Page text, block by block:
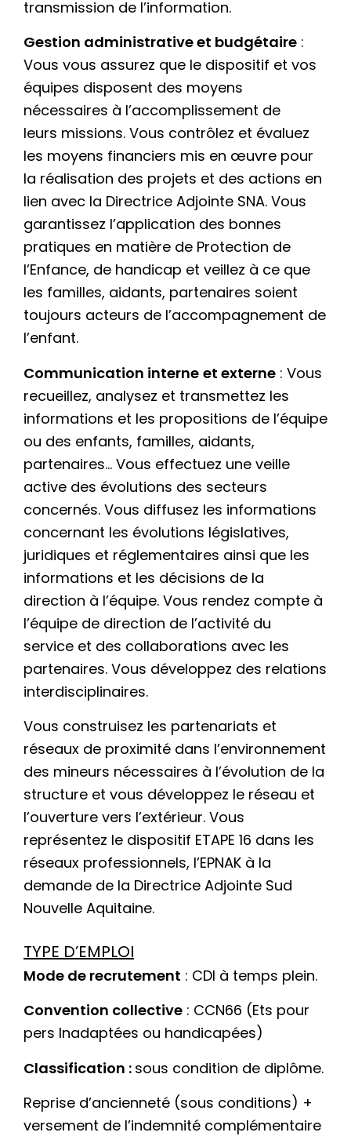
transmission de l’information.
Gestion administrative et budgétaire :
Vous vous assurez que le dispositif et vos
équipes disposent des moyens
nécessaires à l’accomplissement de
leurs missions. Vous contrôlez et évaluez
les moyens financiers mis en œuvre pour
la réalisation des projets et des actions en
lien avec la Directrice Adjointe SNA. Vous
garantissez l’application des bonnes
pratiques en matière de Protection de
l’Enfance, de handicap et veillez à ce que
les familles, aidants, partenaires soient
toujours acteurs de l’accompagnement de
l’enfant.
Communication interne et externe : Vous
recueillez, analysez et transmettez les
informations et les propositions de l’équipe
ou des enfants, familles, aidants,
partenaires… Vous effectuez une veille
active des évolutions des secteurs
concernés. Vous diffusez les informations
concernant les évolutions législatives,
juridiques et réglementaires ainsi que les
informations et les décisions de la
direction à l’équipe. Vous rendez compte à
l’équipe de direction de l’activité du
service et des collaborations avec les
partenaires. Vous développez des relations
interdisciplinaires.
Vous construisez les partenariats et
réseaux de proximité dans l’environnement
des mineurs nécessaires à l’évolution de la
structure et vous développez le réseau et
l’ouverture vers l’extérieur. Vous
représentez le dispositif ETAPE 16 dans les
réseaux professionnels, l’EPNAK à la
demande de la Directrice Adjointe Sud
Nouvelle Aquitaine.
TYPE D’EMPLOI
Mode de recrutement : CDI à temps plein.
Convention collective : CCN66 (Ets pour
pers Inadaptées ou handicapées)
Classification : sous condition de diplôme.
Reprise d’ancienneté (sous conditions) +
versement de l’indemnité complémentaire